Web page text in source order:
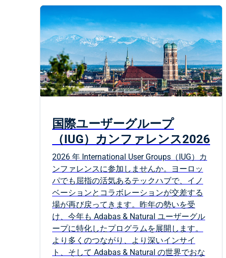
国際ユーザーグループ
（IUG）カンファレンス2026
2026 年 International User Groups（IUG）カ
ンファレンスに参加しませんか。ヨーロッ
パでも屈指の活気あるテックハブで、イノ
ベーションとコラボレーションが交差する
場が再び戻ってきます。昨年の勢いを受
け、今年も Adabas & Natural ユーザーグル
ープに特化したプログラムを展開します。
より多くのつながり、より深いインサイ
ト、そして Adabas & Natural の世界でおな